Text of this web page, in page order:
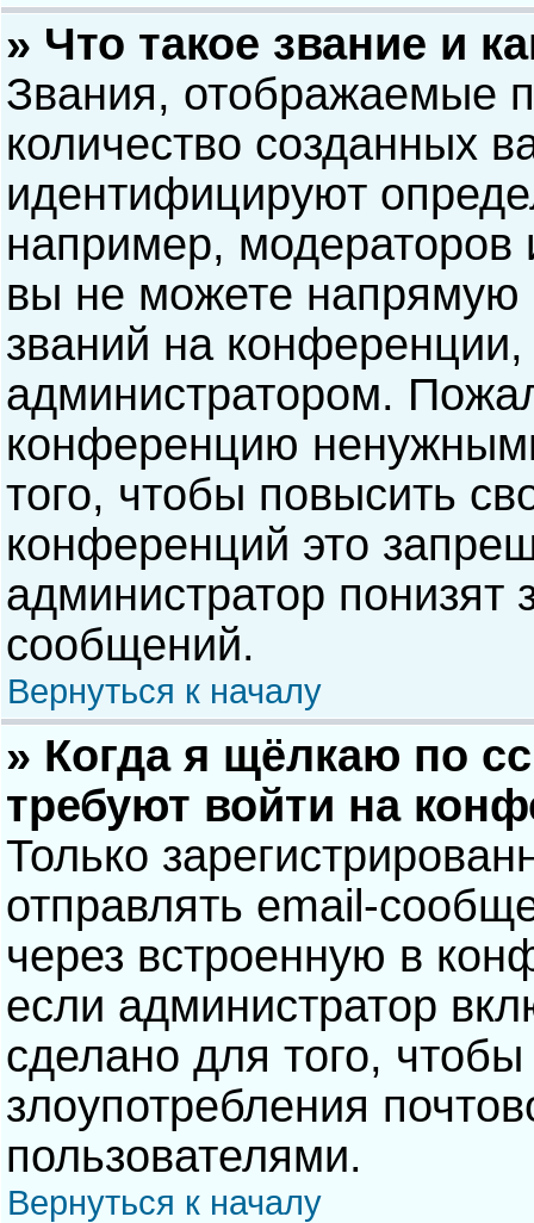
» Что такое звание и
Звания, отображаемые
количество созданных
идентифицируют
например,
вы не можете напрямую
званий на
администратором.
конференцию
того, чтобы повысить
конференций это
администратор понизят
сообщений.
Вернуться к началу
» Когда я щёлкаю по
требуют войти на
Только
отправлять email-
через встроенную в
если администратор
сделано для того, чтобы
злоупотребления
пользователями.
Вернуться к началу